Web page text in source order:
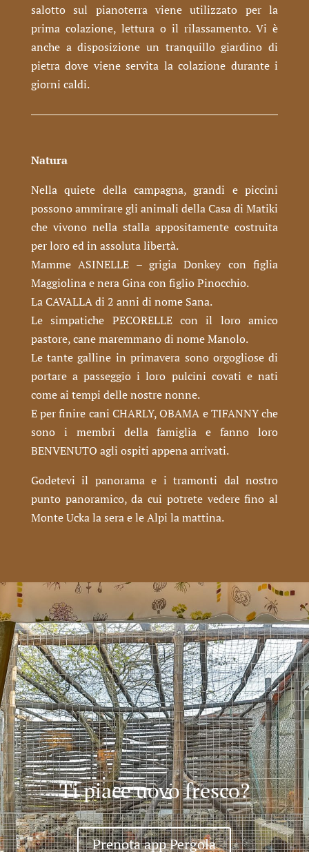
salotto sul pianoterra viene utilizzato per la
prima colazione, lettura o il rilassamento. Vi è
anche a disposizione un tranquillo giardino di
pietra dove viene servita la colazione durante i
giorni caldi.
Natura
Nella quiete della campagna, grandi e piccini
possono ammirare gli animali della Casa di Matiki
che vivono nella stalla appositamente costruita
per loro ed in assoluta libertà.
Mamme ASINELLE – grigia Donkey con figlia
Maggiolina e nera Gina con figlio Pinocchio.
La CAVALLA di 2 anni di nome Sana.
Le simpatiche PECORELLE con il loro amico
pastore, cane maremmano di nome Manolo.
Le tante galline in primavera sono orgogliose di
portare a passeggio i loro pulcini covati e nati
come ai tempi delle nostre nonne.
E per finire cani CHARLY, OBAMA e TIFANNY che
sono i membri della famiglia e fanno loro
BENVENUTO agli ospiti appena arrivati.
Godetevi il panorama e i tramonti dal nostro
punto panoramico, da cui potrete vedere fino al
Monte Ucka la sera e le Alpi la mattina.
Ti piace uovo fresco?
Prenota app Pergola